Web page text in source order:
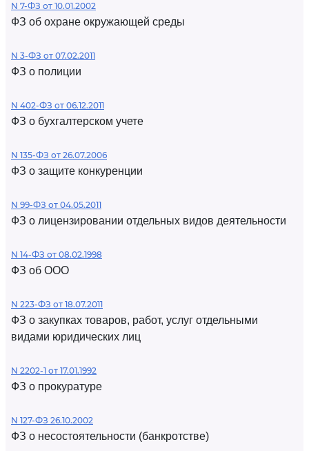
N 7-ФЗ от 10.01.2002
ФЗ об охране окружающей среды
N 3-ФЗ от 07.02.2011
ФЗ о полиции
N 402-ФЗ от 06.12.2011
ФЗ о бухгалтерском учете
N 135-ФЗ от 26.07.2006
ФЗ о защите конкуренции
N 99-ФЗ от 04.05.2011
ФЗ о лицензировании отдельных видов деятельности
N 14-ФЗ от 08.02.1998
ФЗ об ООО
N 223-ФЗ от 18.07.2011
ФЗ о закупках товаров, работ, услуг отдельными
видами юридических лиц
N 2202-1 от 17.01.1992
ФЗ о прокуратуре
N 127-ФЗ 26.10.2002
ФЗ о несостоятельности (банкротстве)